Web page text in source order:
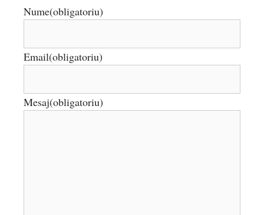
Nume(obligatoriu)
Email(obligatoriu)
Mesaj(obligatoriu)